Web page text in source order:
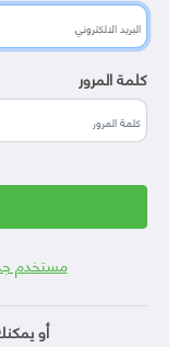
كلمة المرور
مستخدم
أو